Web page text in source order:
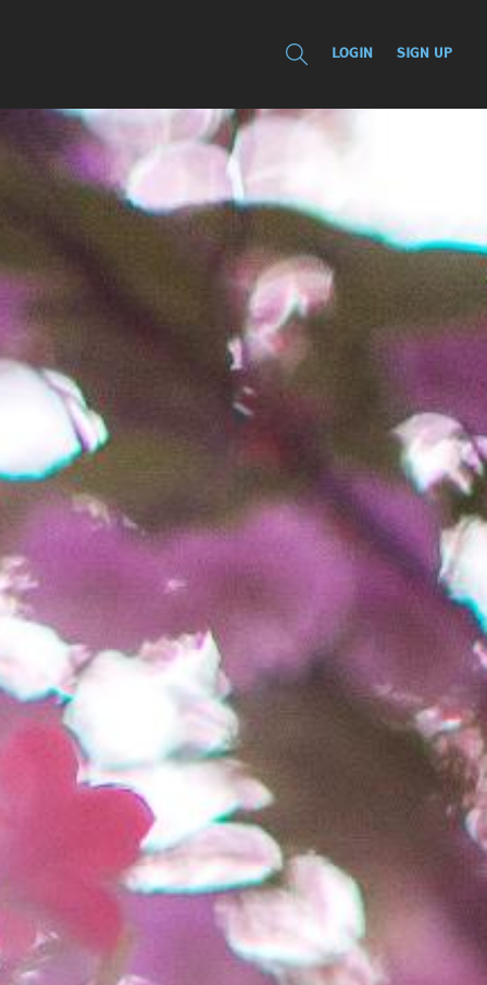
LOGIN SIGN UP